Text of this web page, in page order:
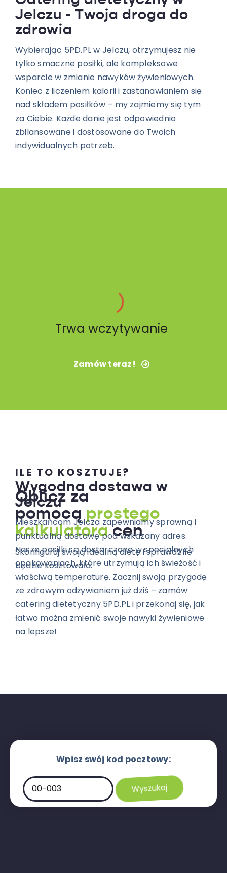
Jelczu - Twoja droga do
zdrowia
Wybierając 5PD.PL w Jelczu, otrzymujesz nie
tylko smaczne posiłki, ale kompleksowe
wsparcie w zmianie nawyków żywieniowych.
Koniec z liczeniem kalorii i zastanawianiem się
nad składem posiłków – my zajmiemy się tym
za Ciebie. Każde danie jest odpowiednio
zbilansowane i dostosowane do Twoich
indywidualnych potrzeb.
ILE TO KOSZTUJE?
Oblicz za
pomocą prostego
kalkulatoracen
Skonfiguruj swoją idealną dietę i sprawdź ile
będzie kosztowała.
Trwa wczytywanie
Zamów teraz!
Wygodna dostawa w
Jelczu
Mieszkańcom Jelcza zapewniamy sprawną i
punktualną dostawę pod wskazany adres.
Nasze posiłki są dostarczane w specjalnych
opakowaniach, które utrzymują ich świeżość i
właściwą temperaturę. Zacznij swoją przygodę
ze zdrowym odżywianiem już dziś – zamów
catering dietetyczny 5PD.PL i przekonaj się, jak
łatwo można zmienić swoje nawyki żywieniowe
na lepsze!
Wpisz swój kod pocztowy: